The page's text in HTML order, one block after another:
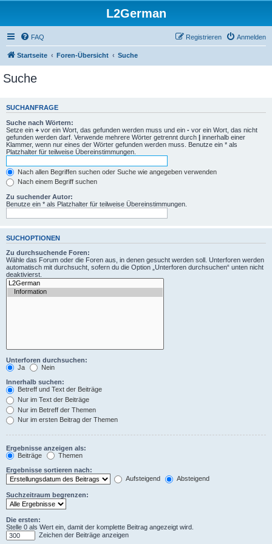
L2German
FAQ Anmelden
Registrieren
Startseite Foren-Übersicht Suche
Suche
SUCHANFRAGE
Suche nach Wörtern:
Setze ein + vor ein Wort, das gefunden werden muss und ein - vor ein Wort, das nicht
gefunden werden darf. Verwende mehrere Wörter getrennt durch | innerhalb einer
Klammer, wenn nur eines der Wörter gefunden werden muss. Benutze ein * als
Platzhalter für teilweise Übereinstimmungen.
Nach allen Begriffen suchen oder Suche wie angegeben verwenden
Nach einem Begriff suchen
Zu suchender Autor:
Benutze ein * als Platzhalter für teilweise Übereinstimmungen.
SUCHOPTIONEN
Zu durchsuchende Foren:
Wähle das Forum oder die Foren aus, in denen gesucht werden soll. Unterforen werden
automatisch mit durchsucht, sofern du die Option „Unterforen durchsuchen“ unten nicht
deaktivierst.
Unterforen durchsuchen:
Ja
Nein
Innerhalb suchen:
Betreff und Text der Beiträge
Nur im Text der Beiträge
Nur im Betreff der Themen
Nur im ersten Beitrag der Themen
Ergebnisse anzeigen als:
Beiträge
Themen
Ergebnisse sortieren nach:
Aufsteigend
Absteigend
Suchzeitraum begrenzen:
Die ersten:
Stelle 0 als Wert ein, damit der komplette Beitrag angezeigt wird.
Zeichen der Beiträge anzeigen